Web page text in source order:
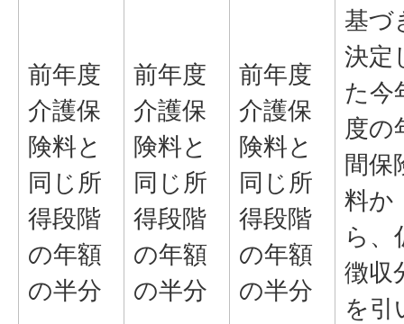
前年度
介護保
険料と
同じ所
得段階
の年額
の半分
前年度
介護保
険料と
同じ所
得段階
の年額
の半分
前年度
介護保
険料と
同じ所
得段階
の年額
の半分
基づ
決定
た今
度の
間保
料か
ら、
徴収
を引